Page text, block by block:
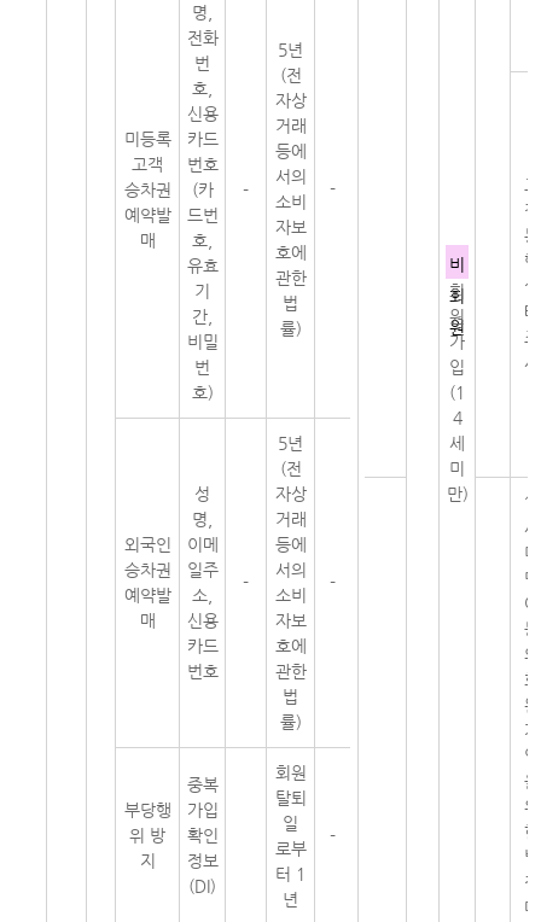
미등록
고객
승차권
예약발
매
명,
전화
번
호,
신용
카드
번호
(카
드번
호,
유효
기
간,
비밀
번
호)
-
5년
(전
자상
거래
등에
서의
소비
자보
호에
관한
법
률)
-
외국인
승차권
예약발
매
성
명,
이메
일주
소,
신용
카드
번호
-
5년
(전
자상
거래
등에
서의
소비
자보
호에
관한
법
률)
-
부당행
위 방
지
중복
가입
확인
정보
(DI)
회원
탈퇴
일
로부
터 1
년
-
비
회
원
회
원
가
입
(1
4
세
미
만)
고
객
통
행
실
태
조
사
14
세
미
만
아
동
의
회
원
가
입
을
위
한
법
정
대